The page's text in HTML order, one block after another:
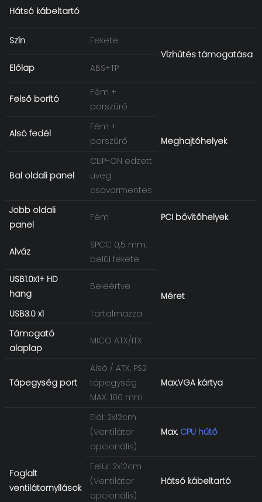
Hátsó kábeltartó
Szín
Fekete
Vízhűtés támogatása
Előlap
ABS+TP
Felső borító
Fém +
porszűrő
Meghajtóhelyek
Alsó fedél
Fém +
porszűrő
Bal oldali panel
CLIP-ON edzett
üveg
csavarmentes
Jobb oldali
panel
Fém PCI bővítőhelyek
Alváz
SPCC 0,5 mm,
belül fekete
Méret
USB1.0x1+ HD
hang
Beleértve
USB3.0 x1
Tartalmazza
Támogató
alaplap
MICO ATX/ITX
Tápegység port
Alsó / ATX, PS2
tápegység
MAX: 180 mm
Max.VGA kártya
Foglalt
ventilátornyílások
Elöl: 2x12cm
(Ventilátor
opcionális)
Max. CPU hűtő
Felül: 2x12cm
(Ventilátor
opcionális)
Hátsó kábeltartó